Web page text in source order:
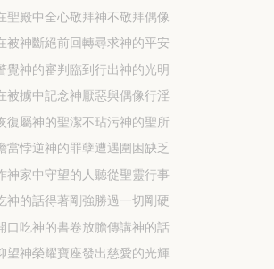
聖殿中全心敬拜神不敬拜偶像
被神斷絕前回轉尋求神的平安
覺神的審判臨到行出神的光明
被擄中記念神厭惡與偶像行淫
復屬神的聖潔不玷污神的聖所
當悖逆神的罪孽遭遇圍困缺乏
神家中守望的人聽從聖靈行事
神的話得著剛強勝過一切剛硬
口吃神的書卷放膽傳講神的話
望神榮耀寶座發出慈愛的光輝